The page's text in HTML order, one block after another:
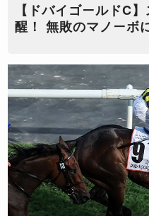
【ドバイゴールドC
醒！ 無敗のマノーボ